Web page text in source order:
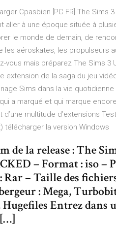
Cpasbien [PC FR] The Sims
aller à une époque située à
le monde de demain, de
les aéroskates, les propulseurs
vous mais préparez The Sims 3
extension de la saga du jeu
Sims dans la vie
a marqué et qui marque
d’une multitude d’extensions
télécharger la version Windows
de la release : The
– Format : iso –
Rar – Taille des
: Mega,
Hugefiles Entrez